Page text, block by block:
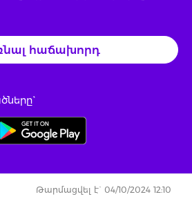
հաճախորդ
Թարմացվել է` 04/10/2024 12:10